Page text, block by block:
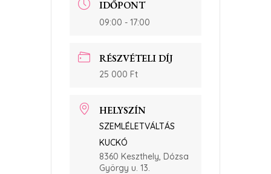
IDŐPONT
09:00 - 17:00
RÉSZVÉTELI DÍJ
25 000 Ft
HELYSZÍN
SZEMLÉLETVÁLTÁS
KUCKÓ
8360 Keszthely, Dózsa
György u. 13.